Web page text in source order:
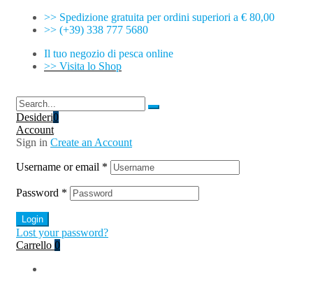
>> Spedizione gratuita per ordini superiori a € 80,00
>> (+39) 338 777 5680
Il tuo negozio di pesca online
>> Visita lo Shop
Desideri0
Account
Sign in Create an Account
Username or email *
Password *
Login
Lost your password?
Carrello 0